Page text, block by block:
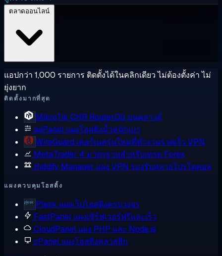
แอปกว่า 1,000 รายการ ติดตั้งได้ในคลิกเดียว ไม่ต้องตั้งค่า ไม่
ยุ่งยาก
ติดตั้งมากที่สุด
MikroTik CHR RouterOS บนคลาวด์
aaPanel แผงโฮสติงน้ำหนักเบา
WireGuard เคอร์เนลรุ่นใหม่ที่ทำงานรวดเร็ว VPN
MetaTrader 4 มาตรฐานสำหรับเทรด Forex
Hiddify Manager แผง VPN รองรับหลายโปรโตคอล
แผงควบคุมโฮสติ้ง
Plesk แผงเว็บโฮสติงครบวงจร
FastPanel แผงเซิร์ฟเวอร์ฟรีและเร็ว
CloudPanel แผง PHP และ Node.js
cPanel แผงโฮสติงคลาสสิก